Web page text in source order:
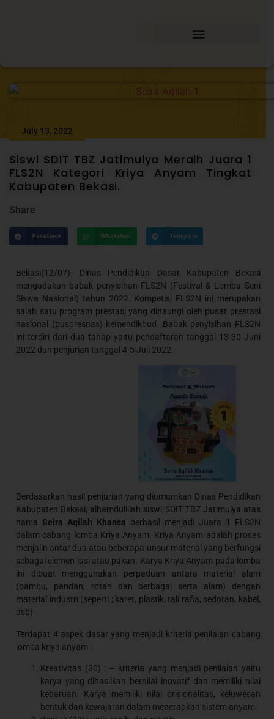
July 13, 2022
Siswi SDIT TBZ Jatimulya Meraih Juara 1
FLS2N Kategori Kriya Anyam Tingkat
Kabupaten Bekasi.
Share
Facebook WhatsApp Telegram
Bekasi(12/07)- Dinas Pendidikan Dasar Kabupaten Bekasi
mengadakan babak penyisihan FLS2N (Festival & Lomba Seni
Siswa Nasional) tahun 2022. Kompetisi FLS2N ini merupakan
salah satu program prestasi yang dinaungi oleh pusat prestasi
nasional (puspresnas) kemendikbud. Babak penyisihan FLS2N
ini terdiri dari dua tahap yaitu pendaftaran tanggal 13-30 Juni
2022 dan penjurian tanggal 4-5 Juli 2022.
Berdasarkan hasil penjurian yang diumumkan Dinas Pendidikan
Kabupaten Bekasi, alhamdulillah siswi SDIT TBZ Jatimulya atas
nama Seira Aqilah Khansa berhasil menjadi Juara 1 FLS2N
dalam cabang lomba Kriya Anyam. Kriya Anyam adalah proses
menjalin antar dua atau beberapa unsur material yang berfungsi
sebagai elemen lusi atau pakan. Karya Kriya Anyam pada lomba
ini dibuat menggunakan perpaduan antara material alam
(bambu, pandan, rotan dan berbagai serta alam) dengan
material industri (seperti ; karet, plastik, tali rafia, sedotan, kabel,
dsb).
Terdapat 4 aspek dasar yang menjadi kriteria penilaian cabang
lomba kriya anyam :
Kreativitas (30) : – kriteria yang menjadi penilaian yaitu
karya yang dihasilkan bernilai inovatif dan memiliki nilai
kebaruan. Karya memiliki nilai orisionalitas, keluwesan
bentuk dan kewajaran dalam menerapkan sistem anyam.